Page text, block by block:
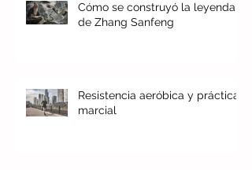
Cómo se construyó la leyenda
de Zhang Sanfeng
Resistencia aeróbica y práctica
marcial